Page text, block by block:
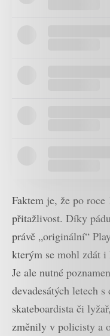
Faktem je, že po
přitažlivost. Díky
právě „originální“
kterým se mohl zdát
Je ale nutné
devadesátých letech
skateboardista či
změnily v policisty a